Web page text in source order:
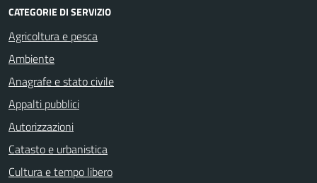
CATEGORIE DI SERVIZIO
Agricoltura e pesca
Ambiente
Anagrafe e stato civile
Appalti pubblici
Autorizzazioni
Catasto e urbanistica
Cultura e tempo libero